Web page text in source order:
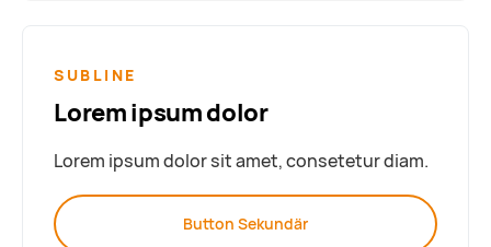
SUBLINE
Lorem ipsum dolor
Lorem ipsum dolor sit amet, consetetur diam.
Button Sekundär